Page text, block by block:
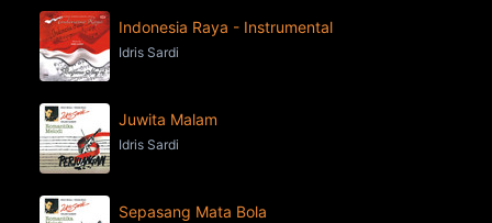
Indonesia Raya - Instrumental
Idris Sardi
Juwita Malam
Idris Sardi
Sepasang Mata Bola